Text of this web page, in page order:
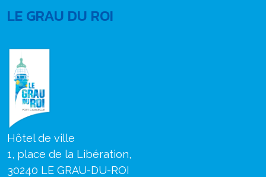
LE GRAU DU ROI
Hôtel de ville
1, place de la Libération,
30240 LE GRAU-DU-ROI